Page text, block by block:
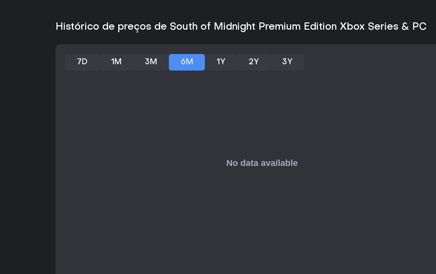
permaneça linear.
multiplayer ou cooperativo.
combate e momentos em que
Não existem modos
enfrenta criaturas míticas,
A história se passa em uma
inspirada no folclore e nas
a mãe e proteger sua
com sua identidade e o peso
tom de lenda, acompanhados
Histórico de preços de South of Midnight Premium Edition Xbox Series & PC
7D 1M 3M 6M 1Y 2Y 3Y